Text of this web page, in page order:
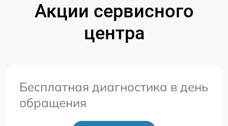
Акции сервисного
центра
Бесплатная диагностика в день
обращения